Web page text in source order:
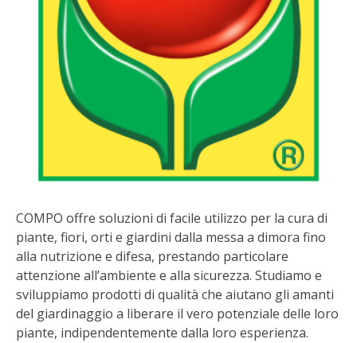
CUCINA
PRODOTTI
FARFALLE DELLA CAMPAGNA
PICCOLO POLLAIO
CONSERVARE LA FRUTTA
CONSERVE DELL’ORTO
FACEM
COMPO offre soluzioni di facile utilizzo per la cura di
piante, fiori, orti e giardini dalla messa a dimora fino
alla nutrizione e difesa, prestando particolare
attenzione all’ambiente e alla sicurezza. Studiamo e
sviluppiamo prodotti di qualità che aiutano gli amanti
del giardinaggio a liberare il vero potenziale delle loro
piante, indipendentemente dalla loro esperienza.